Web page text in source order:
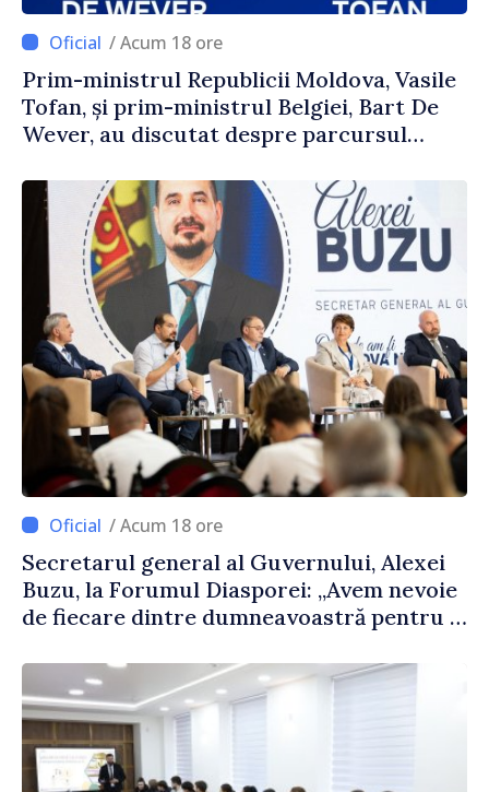
/ Acum 18 ore
Prim-ministrul Republicii Moldova, Vasile
Tofan, și prim-ministrul Belgiei, Bart De
Wever, au discutat despre parcursul
/ Acum 18 ore
Secretarul general al Guvernului, Alexei
Buzu, la Forumul Diasporei: „Avem nevoie
de fiecare dintre dumneavoastră pentru a